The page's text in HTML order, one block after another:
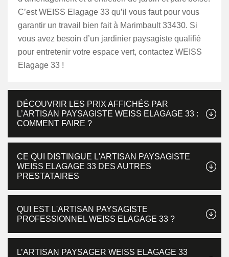
C’est WEISS Elagage 33 qu’il vous faut pour vous
garantir un travail bien fait à Marimbault 33430. Si
vous avez besoin d’un jardinier paysagiste qualifié
pour entretenir votre espace vert, contactez WEISS
Elagage 33 !
DÉCOUVRIR LES PRIX AFFICHÉS PAR
L’ARTISAN PAYSAGISTE WEISS ELAGAGE 33 :
COMMENT FAIRE ?
CE QUI DISTINGUE L'ARTISAN PAYSAGISTE
WEISS ELAGAGE 33 DES AUTRES
PRESTATAIRES
QUI EST L'ARTISAN PAYSAGISTE
PROFESSIONNEL WEISS ELAGAGE 33 ?
L’ARTISAN PAYSAGER WEISS ELAGAGE 33